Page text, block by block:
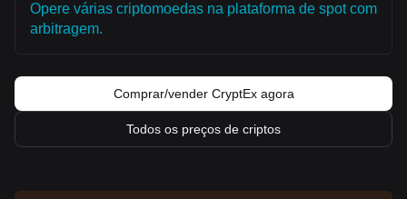
Opere várias criptomoedas na plataforma de spot com
arbitragem.
Comprar/vender CryptEx agora
Todos os preços de criptos